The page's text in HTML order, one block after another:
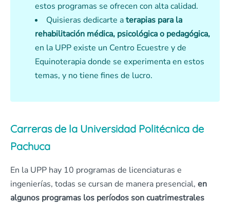
estos programas se ofrecen con alta calidad.
Quisieras dedicarte aterapias para la
rehabilitación médica, psicológica o pedagógica,
en la UPP existe un Centro Ecuestre y de
Equinoterapia donde se experimenta en estos
temas, y no tiene fines de lucro.
Carreras de la Universidad Politécnica de
Pachuca
En la UPP hay 10 programas de licenciaturas e
ingenierías, todas se cursan de manera presencial, en
algunos programas los períodos son cuatrimestrales